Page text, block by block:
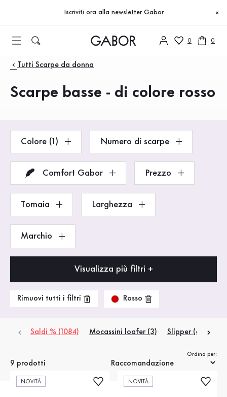
Vai al contenuto principale
Vai alla navigazione principale
Iscriviti ora alla newsletter Gabor ×
0 0
Prodotti
Tutti Scarpe da donna
Scarpe basse - di colore rosso
Colore (1) Numero di scarpe
Comfort Gabor Prezzo
Tomaia Larghezza
Marchio
Visualizza più filtri +
Rimuovi tutti i filtri Rosso
Saldi % (1084) Mocassini loafer (3) Slipper (6)
9 prodotti
Ordina per:
NOVITÀ NOVITÀ